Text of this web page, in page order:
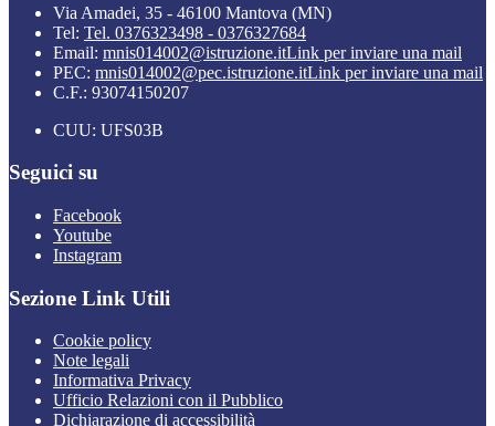
Via Amadei, 35 - 46100 Mantova (MN)
Tel: Tel. 0376323498 - 0376327684
Email: mnis014002@istruzione.itLink per inviare una mail
PEC: mnis014002@pec.istruzione.itLink per inviare una mail
C.F.: 93074150207
CUU: UFS03B
Seguici su
Facebook
Youtube
Instagram
Sezione Link Utili
Cookie policy
Note legali
Informativa Privacy
Ufficio Relazioni con il Pubblico
Dichiarazione di accessibilità